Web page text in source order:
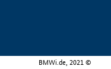
BMWi.de, 2021 ©